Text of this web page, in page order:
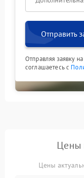
Отправить
Отправляя заявку
соглашаетесь с
Цены
Цены